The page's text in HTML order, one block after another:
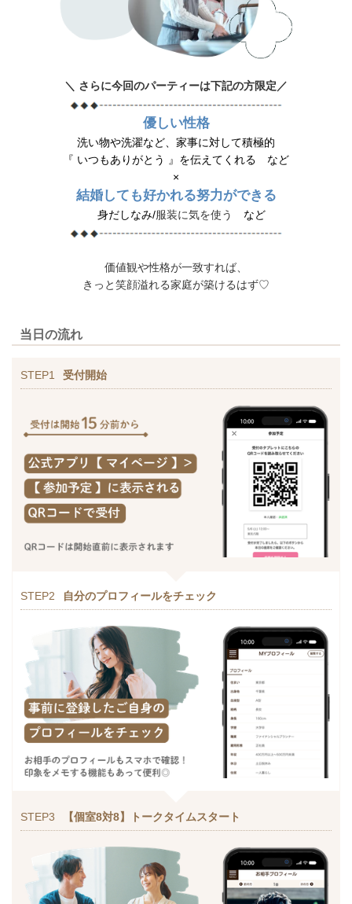
＼ さらに今回のパーティーは下記の方限定／
優しい性格
洗い物や洗濯など、家事に対して積極的
『 いつもありがとう 』を伝えてくれる など
×
結婚しても好かれる努力ができる
身だしなみ/服装に気を使う など
価値観や性格が一致すれば、
きっと笑顔溢れる家庭が築けるはず♡
当日の流れ
STEP1 受付開始
STEP2 自分のプロフィールをチェック
STEP3 【個室8対8】トークタイムスタート